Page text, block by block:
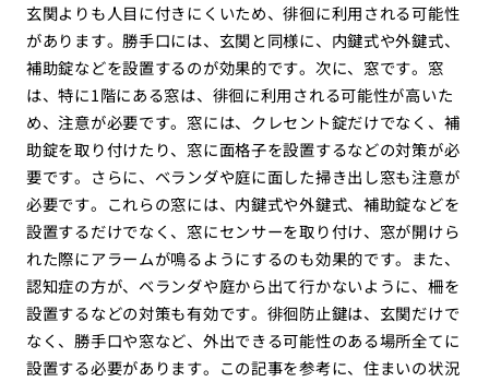
玄関よりも人目に付きにくいため、徘徊に利用される可能性
があります。勝手口には、玄関と同様に、内鍵式や外鍵式、
補助錠などを設置するのが効果的です。次に、窓です。窓
は、特に1階にある窓は、徘徊に利用される可能性が高いた
め、注意が必要です。窓には、クレセント錠だけでなく、補
助錠を取り付けたり、窓に面格子を設置するなどの対策が必
要です。さらに、ベランダや庭に面した掃き出し窓も注意が
必要です。これらの窓には、内鍵式や外鍵式、補助錠などを
設置するだけでなく、窓にセンサーを取り付け、窓が開けら
れた際にアラームが鳴るようにするのも効果的です。また、
認知症の方が、ベランダや庭から出て行かないように、柵を
設置するなどの対策も有効です。徘徊防止鍵は、玄関だけで
なく、勝手口や窓など、外出できる可能性のある場所全てに
設置する必要があります。この記事を参考に、住まいの状況